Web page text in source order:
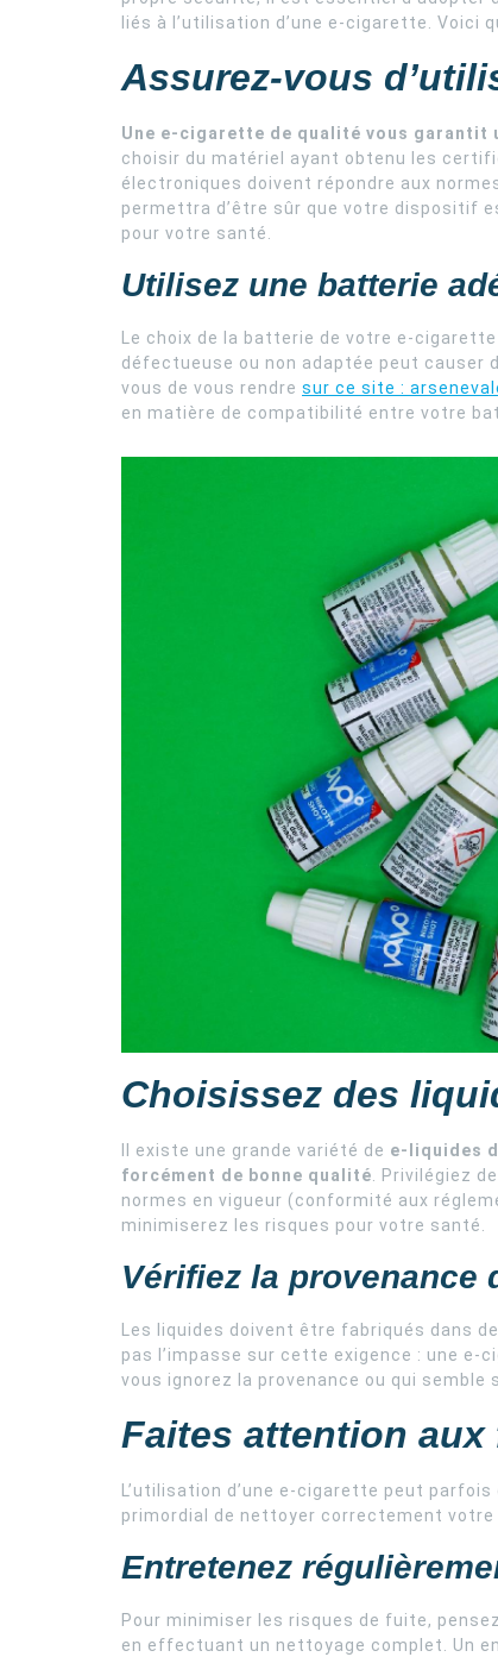
liés à l’utilisation d’une e-cigarette.
Assurez-vous
Une e-cigarette de qualité vous garantit
choisir du matériel ayant obtenu les
électroniques doivent répondre aux
permettra d’être sûr que votre dispositif
pour votre santé.
Utilisez une batterie
Le choix de la batterie de votre e-
défectueuse ou non adaptée peut causer
vous de vous rendre sur ce site :
en matière de compatibilité entre votre
Choisissez des
Il existe une grande variété de e-liquides
forcément de bonne qualité. Privilégiez
normes en vigueur (conformité aux
minimiserez les risques pour votre santé.
Vérifiez la provenance
Les liquides doivent être fabriqués dans
pas l’impasse sur cette exigence : une
vous ignorez la provenance ou qui semble
Faites attention
L’utilisation d’une e-cigarette peut
primordial de nettoyer correctement
Entretenez
Pour minimiser les risques de fuite,
en effectuant un nettoyage complet. Un